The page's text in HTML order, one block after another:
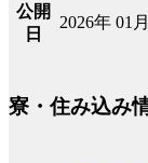
公開
日
2026年 01
寮・住み込み